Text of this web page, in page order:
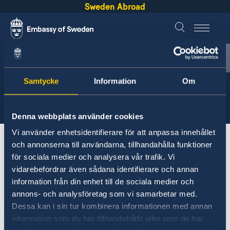
Samtycke Information Om
Denna webbplats använder cookies
Vi använder enhetsidentifierare för att anpassa innehållet
och annonserna till användarna, tillhandahålla funktioner
för sociala medier och analysera vår trafik. Vi
vidarebefordrar även sådana identifierare och annan
information från din enhet till de sociala medier och
annons- och analysföretag som vi samarbetar med.
Dessa kan i sin tur kombinera informationen med annan
information som du har tillhandahållit eller som de har
Sweden Abroad
English
Sweden &
Belarus
About Sweden Belarus Going to Sweden?
Belarus
Going to Sweden?
Visit Sweden
Going to Sweden?